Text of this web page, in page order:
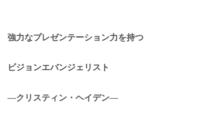
強力なプレゼンテーション力を持つ
ビジョンエバンジェリスト
―クリスティン・ヘイデン―